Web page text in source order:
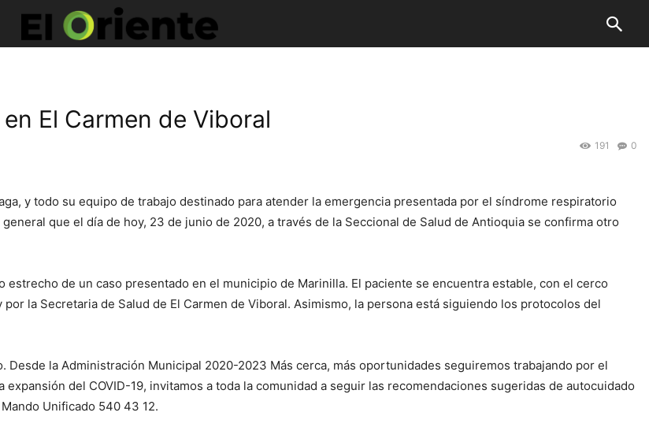
El Carmen de Viboral
0
191
y todo su equipo de trabajo destinado para atender la emergencia presentada por el síndrome respiratorio
que el día de hoy, 23 de junio de 2020, a través de la Seccional de Salud de Antioquia se confirma otro
de un caso presentado en el municipio de Marinilla. El paciente se encuentra estable, con el cerco
la Secretaria de Salud de El Carmen de Viboral. Asimismo, la persona está siguiendo los protocolos del
la Administración Municipal 2020-2023 Más cerca, más oportunidades seguiremos trabajando por el
del COVID-19, invitamos a toda la comunidad a seguir las recomendaciones sugeridas de autocuidado
Unificado 540 43 12.